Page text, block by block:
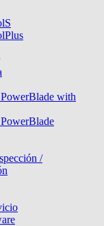
with
/